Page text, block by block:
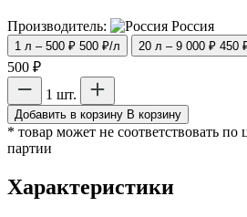
Производитель: Россия
1 л – 500 ₽ 500 ₽/л 20 л – 9 000 ₽ 450
500 ₽
1 шт.
Добавить в корзину В корзину
* товар может не соответствовать по
партии
Характеристики